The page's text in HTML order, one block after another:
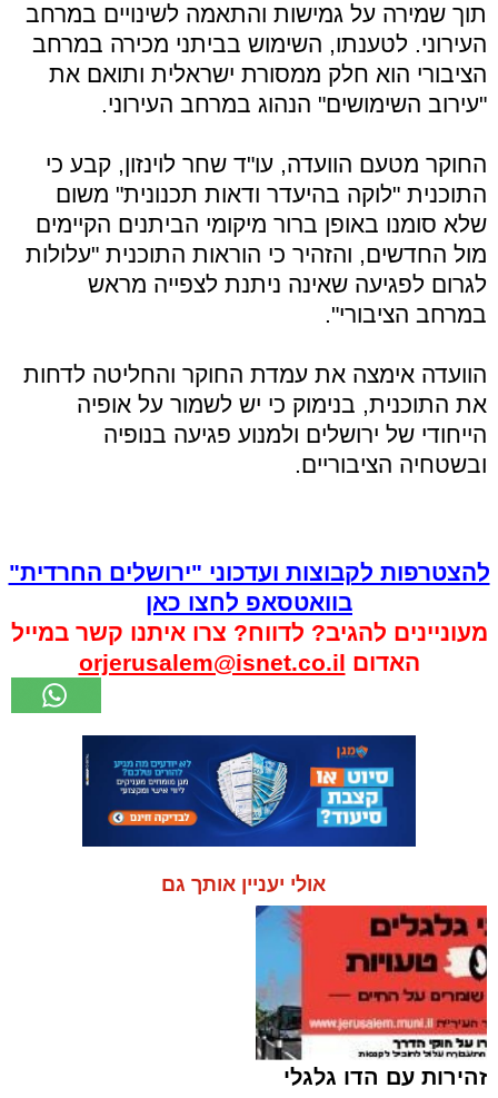
תוך שמירה על גמישות והתאמה לשינויים במרחב
העירוני. לטענתו, השימוש בביתני מכירה במרחב
הציבורי הוא חלק ממסורת ישראלית ותואם את
"עירוב השימושים" הנהוג במרחב העירוני.
החוקר מטעם הוועדה, עו"ד שחר לוינזון, קבע כי
התוכנית "לוקה בהיעדר ודאות תכנונית" משום
שלא סומנו באופן ברור מיקומי הביתנים הקיימים
מול החדשים, והזהיר כי הוראות התוכנית "עלולות
לגרום לפגיעה שאינה ניתנת לצפייה מראש
במרחב הציבורי".
הוועדה אימצה את עמדת החוקר והחליטה לדחות
את התוכנית, בנימוק כי יש לשמור על אופיה
הייחודי של ירושלים ולמנוע פגיעה בנופיה
ובשטחיה הציבוריים.
להצטרפות לקבוצות ועדכוני "ירושלים החרדית"
בוואטסאפ לחצו כאן
מעוניינים להגיב? לדווח? צרו איתנו קשר במייל
האדום orjerusalem@isnet.co.il
אולי יעניין אותך גם
זהירות עם הדו גלגלי